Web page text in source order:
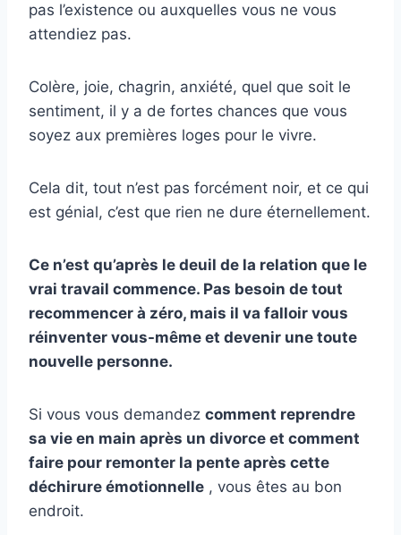
pas l’existence ou auxquelles vous ne vous
attendiez pas.
Colère, joie, chagrin, anxiété, quel que soit le
sentiment, il y a de fortes chances que vous
soyez aux premières loges pour le vivre.
Cela dit, tout n’est pas forcément noir, et ce qui
est génial, c’est que rien ne dure éternellement.
Ce n’est qu’après le deuil de la relation que le
vrai travail commence. Pas besoin de tout
recommencer à zéro, mais il va falloir vous
réinventer vous-même et devenir une toute
nouvelle personne.
Si vous vous demandez comment reprendre
sa vie en main après un divorce et comment
faire pour remonter la pente après cette
déchirure émotionnelle , vous êtes au bon
endroit.